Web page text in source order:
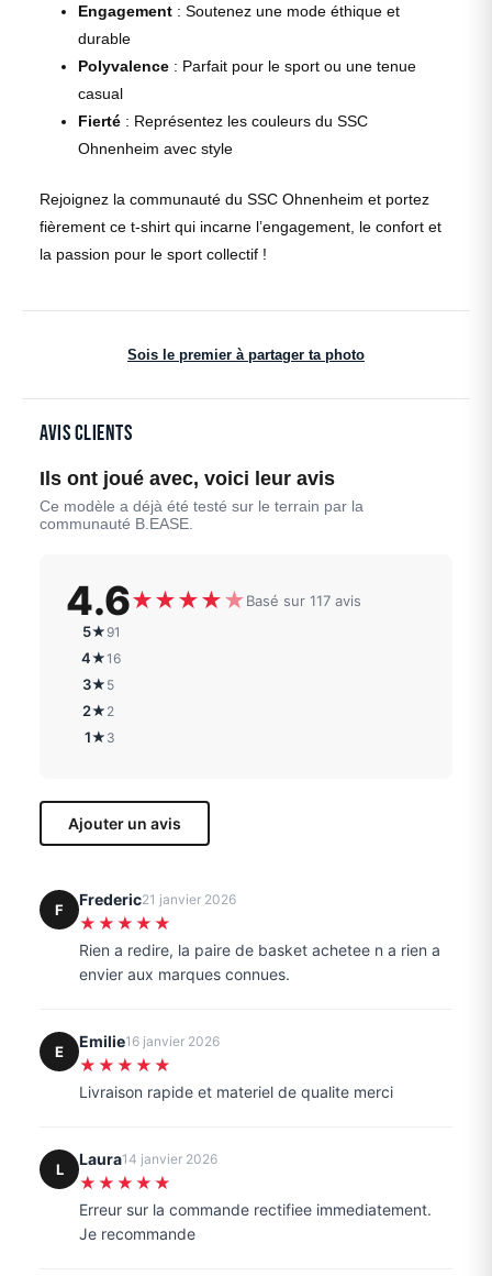
Engagement : Soutenez une mode éthique et
durable
Polyvalence : Parfait pour le sport ou une tenue
casual
Fierté : Représentez les couleurs du SSC
Ohnenheim avec style
Rejoignez la communauté du SSC Ohnenheim et portez
fièrement ce t-shirt qui incarne l’engagement, le confort et
la passion pour le sport collectif !
Sois le premier à partager ta photo
Avis clients
Ils ont joué avec, voici leur avis
Ce modèle a déjà été testé sur le terrain par la
communauté B.EASE.
4.6★★★★★Basé sur 117 avis
5★ 91
4★16
3★ 5
2★ 2
1★ 3
Ajouter un avis
F
Frederic21 janvier 2026
★★★★★
Rien a redire, la paire de basket achetee n a rien a
envier aux marques connues.
E
Emilie16 janvier 2026
★★★★★
Livraison rapide et materiel de qualite merci
L
Laura14 janvier 2026
★★★★★
Erreur sur la commande rectifiee immediatement.
Je recommande